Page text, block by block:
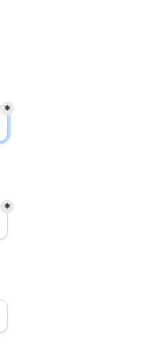
*
*